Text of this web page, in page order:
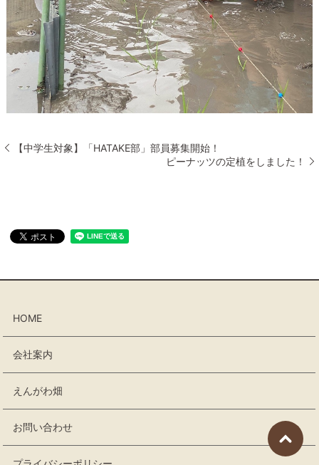
【中学生対象】「HATAKE部」部員募集開始！
ピーナッツの定植をしました！
HOME
会社案内
えんがわ畑
お問い合わせ